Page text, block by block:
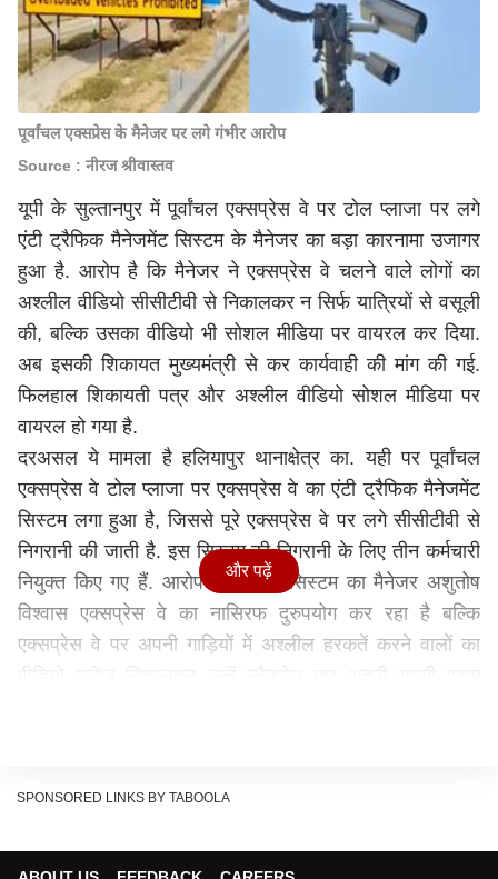
पूर्वांचल एक्सप्रेस के मैनेजर पर लगे गंभीर आरोप
Source : नीरज श्रीवास्तव
यूपी के सुल्तानपुर में पूर्वांचल एक्सप्रेस वे पर टोल प्लाजा पर लगे
एंटी ट्रैफिक मैनेजमेंट सिस्टम के मैनेजर का बड़ा कारनामा उजागर
हुआ है. आरोप है कि मैनेजर ने एक्सप्रेस वे चलने वाले लोगों का
अश्लील वीडियो सीसीटीवी से निकालकर न सिर्फ यात्रियों से वसूली
की, बल्कि उसका वीडियो भी सोशल मीडिया पर वायरल कर दिया.
अब इसकी शिकायत मुख्यमंत्री से कर कार्यवाही की मांग की गई.
फिलहाल शिकायती पत्र और अश्लील वीडियो सोशल मीडिया पर
वायरल हो गया है.
दरअसल ये मामला है हलियापुर थानाक्षेत्र का. यही पर पूर्वांचल
एक्सप्रेस वे टोल प्लाजा पर एक्सप्रेस वे का एंटी ट्रैफिक मैनेजमेंट
सिस्टम लगा हुआ है, जिससे पूरे एक्सप्रेस वे पर लगे सीसीटीवी से
निगरानी की जाती है. इस सिस्टम की निगरानी के लिए तीन कर्मचारी
नियुक्त किए गए हैं. आरोप है कि इस सिस्टम का मैनेजर अशुतोष
विश्वास एक्सप्रेस वे का नासिरफ दुरुपयोग कर रहा है बल्कि
एक्सप्रेस वे पर अपनी गाड़ियों में अश्लील हरकतें करने वालों का
गांव की आने जाने वाली महिलाओं और लड़कियो का बाहर शौच
यात्रा करने वाले जोड़ों के प्रेम प्रसंग का वीडियो बनाकर उनके
और पढ़ें
SPONSORED LINKS BY TABOOLA